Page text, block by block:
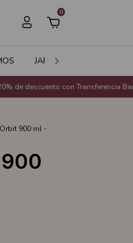
0
JARDÍN
de descuento con Transferencia
900 ml -